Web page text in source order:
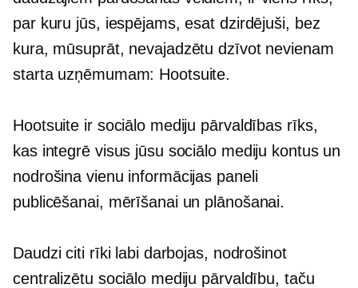
par kuru jūs, iespējams, esat dzirdējuši, bez
kura, mūsuprāt, nevajadzētu dzīvot nevienam
starta uzņēmumam: Hootsuite.
Hootsuite ir sociālo mediju pārvaldības rīks,
kas integrē visus jūsu sociālo mediju kontus un
nodrošina vienu informācijas paneli
publicēšanai, mērīšanai un plānošanai.
Daudzi citi rīki labi darbojas, nodrošinot
centralizētu sociālo mediju pārvaldību, taču